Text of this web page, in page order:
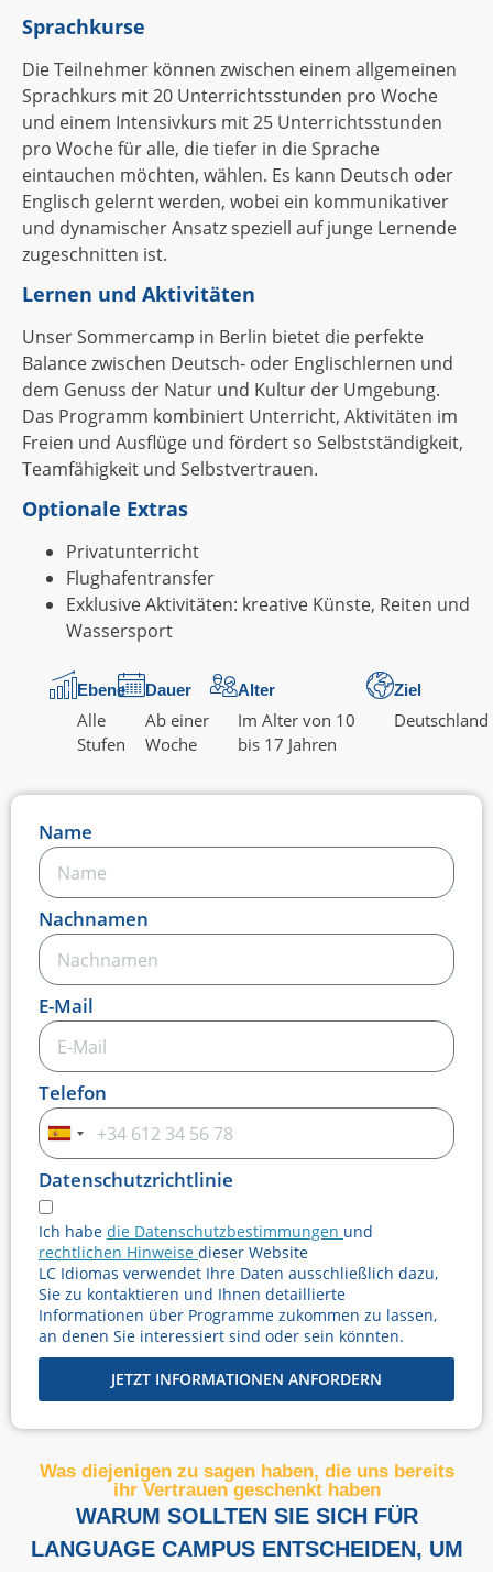
Sprachkurse
Die Teilnehmer können zwischen einem allgemeinen
Sprachkurs mit 20 Unterrichtsstunden pro Woche
und einem Intensivkurs mit 25 Unterrichtsstunden
pro Woche für alle, die tiefer in die Sprache
eintauchen möchten, wählen. Es kann Deutsch oder
Englisch gelernt werden, wobei ein kommunikativer
und dynamischer Ansatz speziell auf junge Lernende
zugeschnitten ist.
Lernen und Aktivitäten
Unser Sommercamp in Berlin bietet die perfekte
Balance zwischen Deutsch- oder Englischlernen und
dem Genuss der Natur und Kultur der Umgebung.
Das Programm kombiniert Unterricht, Aktivitäten im
Freien und Ausflüge und fördert so Selbstständigkeit,
Teamfähigkeit und Selbstvertrauen.
Optionale Extras
Privatunterricht
Flughafentransfer
Exklusive Aktivitäten: kreative Künste, Reiten und
Wassersport
Ebene
Alle
Stufen
Dauer
Ab einer
Woche
Alter
Im Alter von 10
bis 17 Jahren
Ziel
Deutschland
Name
Nachnamen
E-Mail
Telefon
Spanien
+34
Datenschutzrichtlinie
Ich habe die Datenschutzbestimmungen und
rechtlichen Hinweise dieser Website
LC Idiomas verwendet Ihre Daten ausschließlich dazu,
Sie zu kontaktieren und Ihnen detaillierte
Informationen über Programme zukommen zu lassen,
an denen Sie interessiert sind oder sein könnten.
JETZT INFORMATIONEN ANFORDERN
Was diejenigen zu sagen haben, die uns bereits
ihr Vertrauen geschenkt haben
WARUM SOLLTEN SIE SICH FÜR
LANGUAGE CAMPUS ENTSCHEIDEN, UM